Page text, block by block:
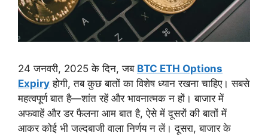
24 जनवरी, 2025 के दिन, जब BTC ETH Options
Expiry होगी, तब कुछ बातों का विशेष ध्यान रखना चाहिए। सबसे
महत्वपूर्ण बात है—शांत रहें और भावनात्मक न हों। बाजार में
अफवाहें और डर फैलना आम बात है, ऐसे में दूसरों की बातों में
आकर कोई भी जल्दबाजी वाला निर्णय न लें। दूसरा, बाजार के